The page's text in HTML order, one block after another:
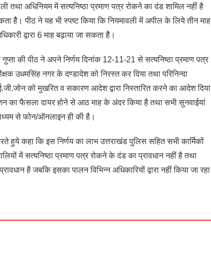
तथा अधिनियम में सत्यनिष्ठा प्रमाण पत्र रोकने का दंड शामिल नहीं है
हैै। पीठ ने यह भी स्पष्ट किया कि नियमावली में अपील के लिये तीन माह
द्वारा 6 माह बढ़ाया जा सकता हैै।
की पीठ ने अपने निर्णय दिनांक 12-11-21 से सत्यनिष्ठा प्रमाण पत्र
उधमसिंह नगर के दण्डादेश को निरस्त कर दिया तथा परिनिन्दा
को मुखरित व सकारण आदेश द्वारा निस्तारित करने का आदेश दिया
का फैसला दायर होने से आठ माह के अंदर किया है तथा सभी सुनवाईयां
से फोन/ऑनलाइन ही की है।
हुये कहा कि इस निर्णय का लाभ उत्तराखंड पुलिस सहित सभी कार्मिकों
में सत्यनिष्ठा प्रमाण पत्र रोकने के दंड का प्रावधान नहीं है तथा
है जबकि इसका पालन विभिन्न अधिकारियों द्वारा नहीं किया जा रहा